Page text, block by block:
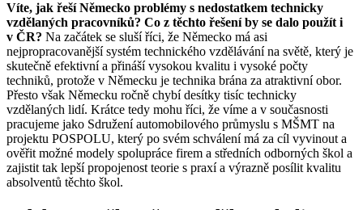
Víte, jak řeší Německo problémy s nedostatkem technicky
vzdělaných pracovníků? Co z těchto řešení by se dalo použít i
v ČR? Na začátek se sluší říci, že Německo má asi
nejpropracovanější systém technického vzdělávání na světě, který je
skutečně efektivní a přináší vysokou kvalitu i vysoké počty
techniků, protože v Německu je technika brána za atraktivní obor.
Přesto však Německu ročně chybí desítky tisíc technicky
vzdělaných lidí. Krátce tedy mohu říci, že víme a v současnosti
pracujeme jako Sdružení automobilového průmyslu s MŠMT na
projektu POSPOLU, který po svém schválení má za cíl vyvinout a
ověřit možné modely spolupráce firem a středních odborných škol a
zajistit tak lepší propojenost teorie s praxí a výrazně posílit kvalitu
absolventů těchto škol.